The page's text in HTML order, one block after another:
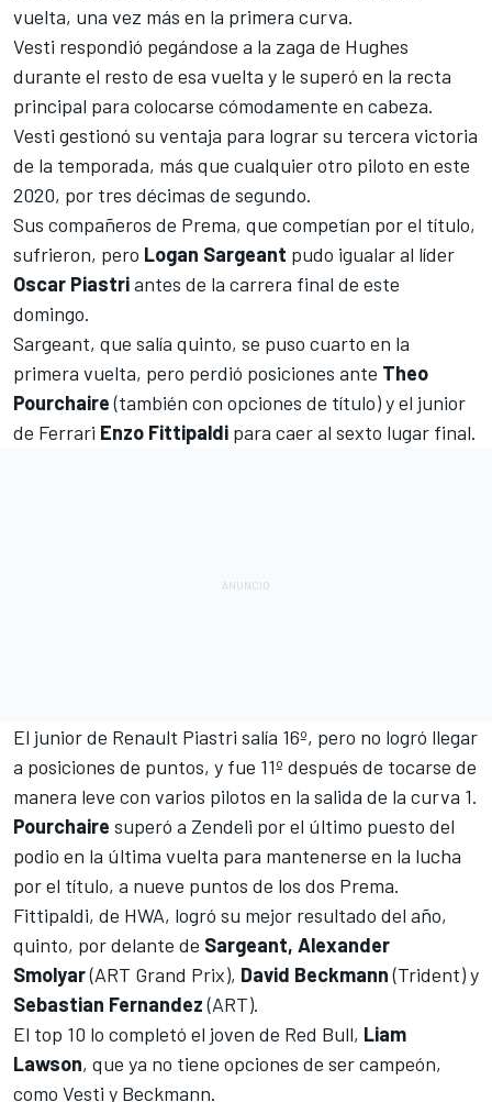
vuelta, una vez más en la primera curva.
Vesti respondió pegándose a la zaga de Hughes
durante el resto de esa vuelta y le superó en la recta
principal para colocarse cómodamente en cabeza.
Vesti gestionó su ventaja para lograr su tercera victoria
de la temporada, más que cualquier otro piloto en este
2020, por tres décimas de segundo.
Sus compañeros de Prema, que competían por el título,
sufrieron, pero Logan Sargeant pudo igualar al líder
Oscar Piastriantes de la carrera final de este
domingo.
Sargeant, que salía quinto, se puso cuarto en la
primera vuelta, pero perdió posiciones ante Theo
Pourchaire(también con opciones de título) y el junior
de Ferrari Enzo Fittipaldi para caer al sexto lugar final.
El junior de Renault Piastri salía 16º, pero no logró llegar
a posiciones de puntos, y fue 11º después de tocarse de
manera leve con varios pilotos en la salida de la curva 1.
Pourchaire superó a Zendeli por el último puesto del
podio en la última vuelta para mantenerse en la lucha
por el título, a nueve puntos de los dos Prema.
Fittipaldi, de HWA, logró su mejor resultado del año,
quinto, por delante de Sargeant, Alexander
Smolyar(ART Grand Prix), David Beckmann(Trident) y
Sebastian Fernandez(ART).
El top 10 lo completó el joven de Red Bull, Liam
Lawson, que ya no tiene opciones de ser campeón,
como Vesti y Beckmann.